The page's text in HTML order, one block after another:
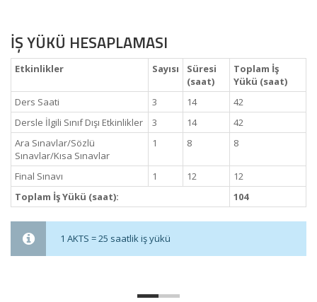
İŞ YÜKÜ HESAPLAMASI
Etkinlikler Sayısı
Süresi
(saat)
Toplam İş
Yükü (saat)
Ders Saati
3 14
42
Dersle İlgili Sınıf Dışı Etkinlikler
3 14
42
Ara Sınavlar/Sözlü
Sınavlar/Kısa Sınavlar
1 8 8
Final Sınavı 1 12
12
Toplam İş Yükü (saat):
104
1 AKTS = 25 saatlik iş yükü